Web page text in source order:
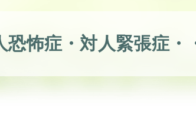
恐怖症・対人緊張症